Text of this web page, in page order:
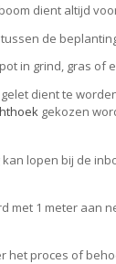
dient altijd
de
in grind, gras
dient te
gekozen
lopen bij de
met 1 meter aan
het proces of